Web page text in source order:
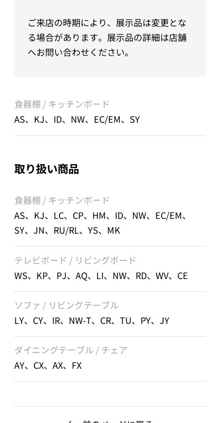
ご来店の時期により、展示品は変更とな
る場合があります。展示品の詳細は店舗
へお問い合わせください。
食器棚 / キッチンボード
AS、KJ、ID、NW、EC/EM、SY
取り扱い商品
食器棚 / キッチンボード
AS、KJ、LC、CP、HM、ID、NW、EC/EM、
SY、JN、RU/RL、YS、MK
テレビボード / リビングボード
WS、KP、PJ、AQ、LI、NW、RD、WV、CE
ソファ / リビングテーブル
LY、CY、IR、NW-T、CR、TU、PY、JY
ダイニングテーブル / チェア
AY、CX、AX、FX